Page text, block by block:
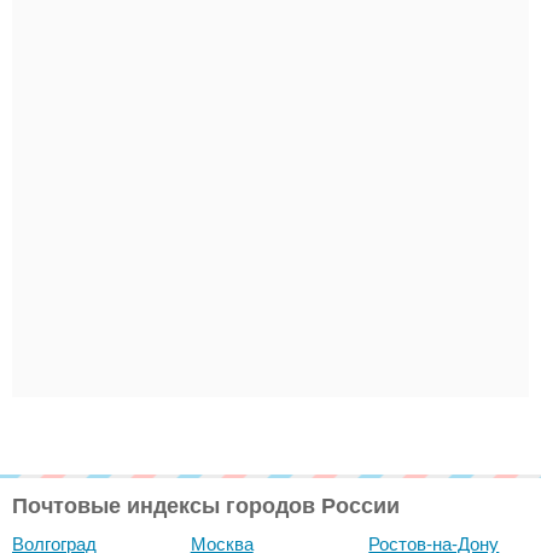
Почтовые индексы городов России
Волгоград Москва Ростов-на-Дону